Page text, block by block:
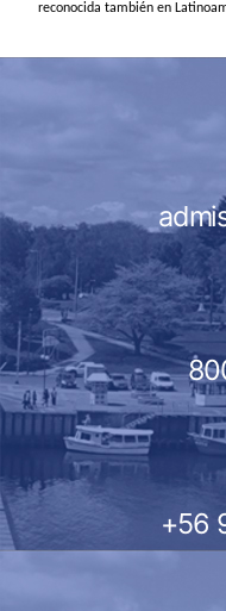
reconocida también en
+56